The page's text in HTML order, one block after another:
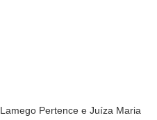
Pertence e Juíza Maria